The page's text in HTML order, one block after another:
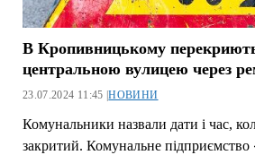
В Кропивницькому
центральною вулицею через
23.07.2024 11:45 |НОВИНИ
Комунальники назвали дати і час,
закритий. Комунальне підприємство